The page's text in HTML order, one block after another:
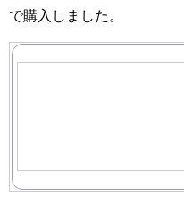
で購入しました。